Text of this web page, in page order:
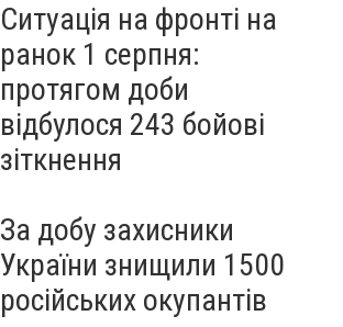
Ситуація на фронті на
ранок 1 серпня:
протягом доби
відбулося 243 бойові
зіткнення
За добу захисники
України знищили 1500
російських окупантів